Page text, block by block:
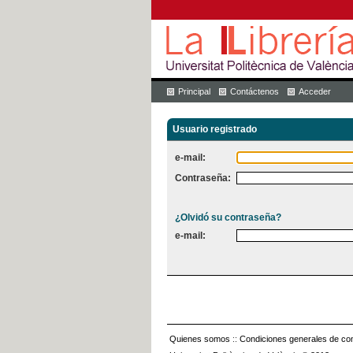
Principal Contáctenos Acceder
Usuario registrado
e-mail:
Contraseña:
¿Olvidó su contraseña?
e-mail:
Quienes somos :: Condiciones generales de